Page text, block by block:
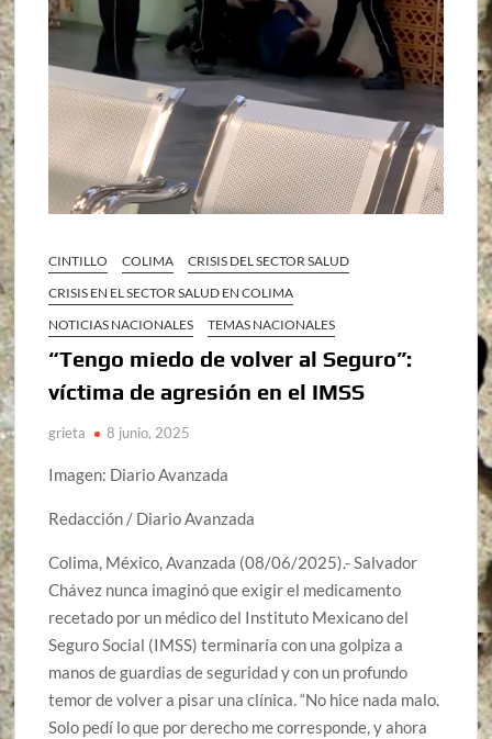
CINTILLO COLIMA
CRISIS DEL SECTOR SALUD
CRISIS EN EL SECTOR SALUD EN COLIMA
NOTICIAS NACIONALES
TEMAS NACIONALES
“Tengo miedo de volver al Seguro”:
víctima de agresión en el IMSS
grieta 8 junio, 2025
Imagen: Diario Avanzada
Redacción / Diario Avanzada
Colima, México, Avanzada (08/06/2025).- Salvador
Chávez nunca imaginó que exigir el medicamento
recetado por un médico del Instituto Mexicano del
Seguro Social (IMSS) terminaría con una golpiza a
manos de guardias de seguridad y con un profundo
temor de volver a pisar una clínica. “No hice nada malo.
Solo pedí lo que por derecho me corresponde, y ahora